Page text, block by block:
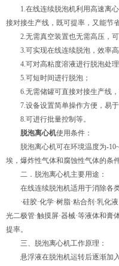
1.在线连续脱泡机利用高速离心
接对接生产线，既可提率，又能节省
2.无需真空装置也无需高压，可
3.可实现在线连续脱泡，效率高
4.可对高粘度溶液进行脱泡处理
5.可短时间进行脱泡；
6.无需储罐可直接对接生产线，
7.设备设置简单操作方便，易于
8.可进行批量控制等。
脱泡离心机使用条件：
脱泡离心机可在环境温度为-
埃，爆炸性气体和腐蚀性气体的条
二．脱泡离心机主要用途：
在线连续脱泡机适用于消除各类
·硅胶·化学·树脂·粘合剂·乳化液
光二极管·触摸屏·器械·等液体和膏
提率。
三、脱泡离心机工作原理：
悬浮液在脱泡机运转后逐渐加入